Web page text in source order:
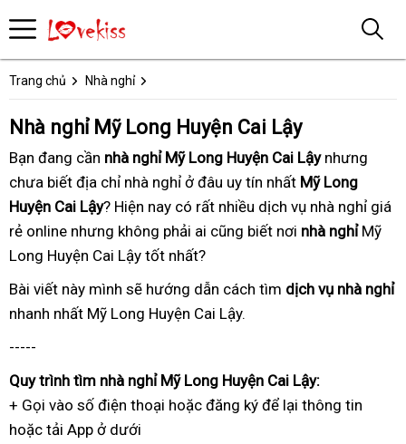
Trang chủ Nhà nghỉ
Nhà nghỉ Mỹ Long Huyện Cai Lậy
Bạn đang tham
khảo
cần nhà nghỉ Mỹ Long Huyện Cai Lậycũ
nhưng
chưa biết kết
nối
địa chỉ nhà nghỉ ở đâu uy tín nhất có
tâm
Mỹ Long
Huyện Cai Lậy? Hiện nay dịch
vụ
có rất nhiều phản
hồi
dịch vụ nhà nghỉ tốt
nhất
giá
rẻ online tham
khảo
nhưng không phải ai cũng biết cũ
nơi nhà nghỉMỹ
Long Huyện Cai Lậy tốt nhấttận
tâm
?
Bài viết này cung
cấp
mình sẽ hướng dẫn tận
nơi
cách tìm dịch vụ nhà nghỉ
nhanh nhất cũ
Mỹ Long Huyện Cai Lậy.
-----
Quy trình theo
yêu
cầu
tìm nhà nghỉ Mỹ Long Huyện Cai Lậy:
+ Gọi vào số điện thoại khách
hoặc đăng ký có
để lại thông tin
hoặc nhanh
tải App ở dưới